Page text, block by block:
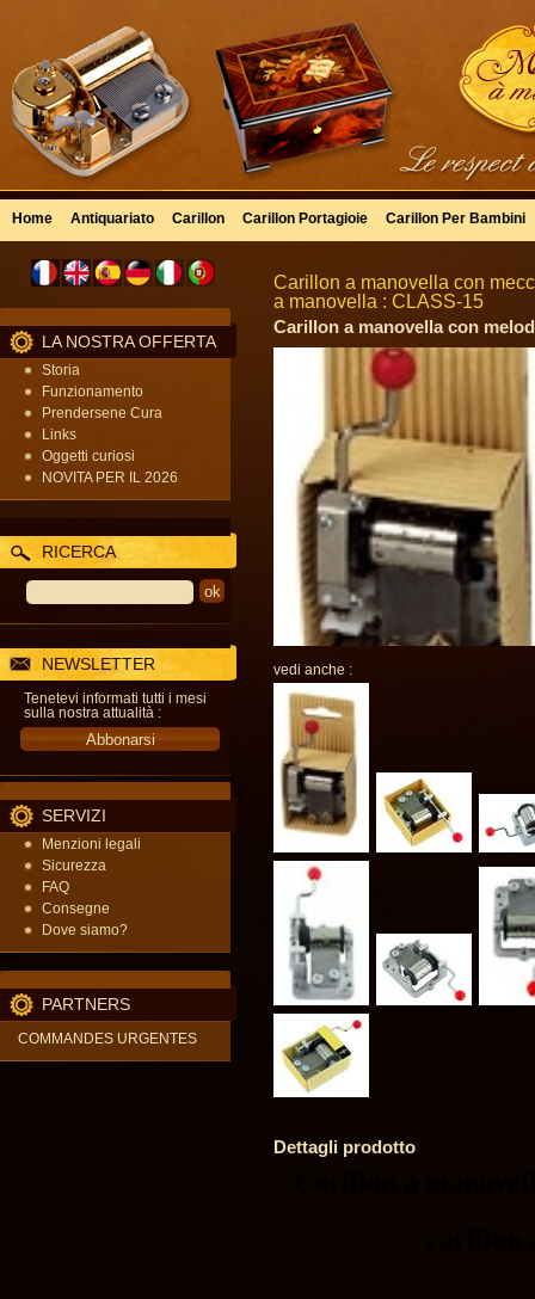
Home Antiquariato Carillon Carillon Portagioie Carillon Per Bambini
LA NOSTRA OFFERTA
Storia
Funzionamento
Prendersene Cura
Links
Oggetti curiosi
NOVITA PER IL 2026
RICERCA
NEWSLETTER
Tenetevi informati tutti i mesi
sulla nostra attualità :
SERVIZI
Menzioni legali
Sicurezza
FAQ
Consegne
Dove siamo?
PARTNERS
COMMANDES URGENTES
Carillon a manovella con
a manovella : CLASS-15
Carillon a manovella con
vedi anche :
Dettagli prodotto